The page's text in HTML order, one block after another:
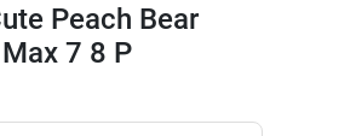
Peach Bear
7 8 P